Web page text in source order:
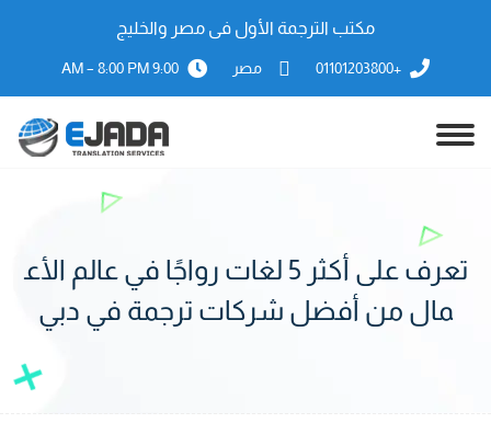
مكتب الترجمة الأول فى مصر والخليج
+01101203800 مصر 9:00 AM – 8:00 PM
تعرف على أكثر 5 لغات رواجًا في عالم الأع
مال من أفضل شركات ترجمة في دبي